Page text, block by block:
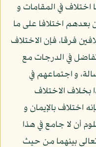
اختلاف في المقامات و
بعدهم اختلافا على ما
فرقا، فإن الاختلاف
تفاضل في الدرجات مع
و اجتماعهم في
بخلاف الاختلاف
اختلاف بالإيمان و
أن لا جامع في هذا
بينهما من حيث